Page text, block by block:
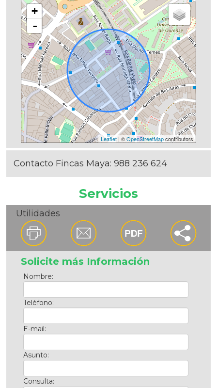
+
-
Leaflet| ©OpenStreetMapcontributors
Contacto Fincas Maya:988 236 624
Servicios
Utilidades
Solicite más Información
Nombre:
Teléfono:
E-mail:
Asunto:
Consulta: